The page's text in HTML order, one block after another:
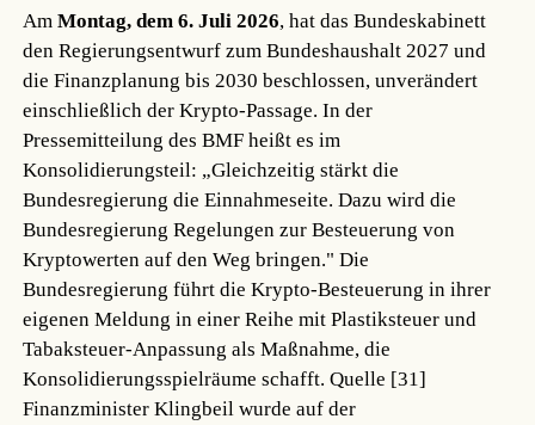
AmMontag, dem 6. Juli 2026, hat das Bundeskabinett
den Regierungsentwurf zum Bundeshaushalt 2027 und
die Finanzplanung bis 2030 beschlossen, unverändert
einschließlich der Krypto-Passage. In der
Pressemitteilung des BMF heißt es im
Konsolidierungsteil: „Gleichzeitig stärkt die
Bundesregierung die Einnahmeseite. Dazu wird die
Bundesregierung Regelungen zur Besteuerung von
Kryptowerten auf den Weg bringen." Die
Bundesregierung führt die Krypto-Besteuerung in ihrer
eigenen Meldung in einer Reihe mit Plastiksteuer und
Tabaksteuer-Anpassung als Maßnahme, die
Konsolidierungsspielräume schafft.Quelle [31]
Finanzminister Klingbeil wurde auf der